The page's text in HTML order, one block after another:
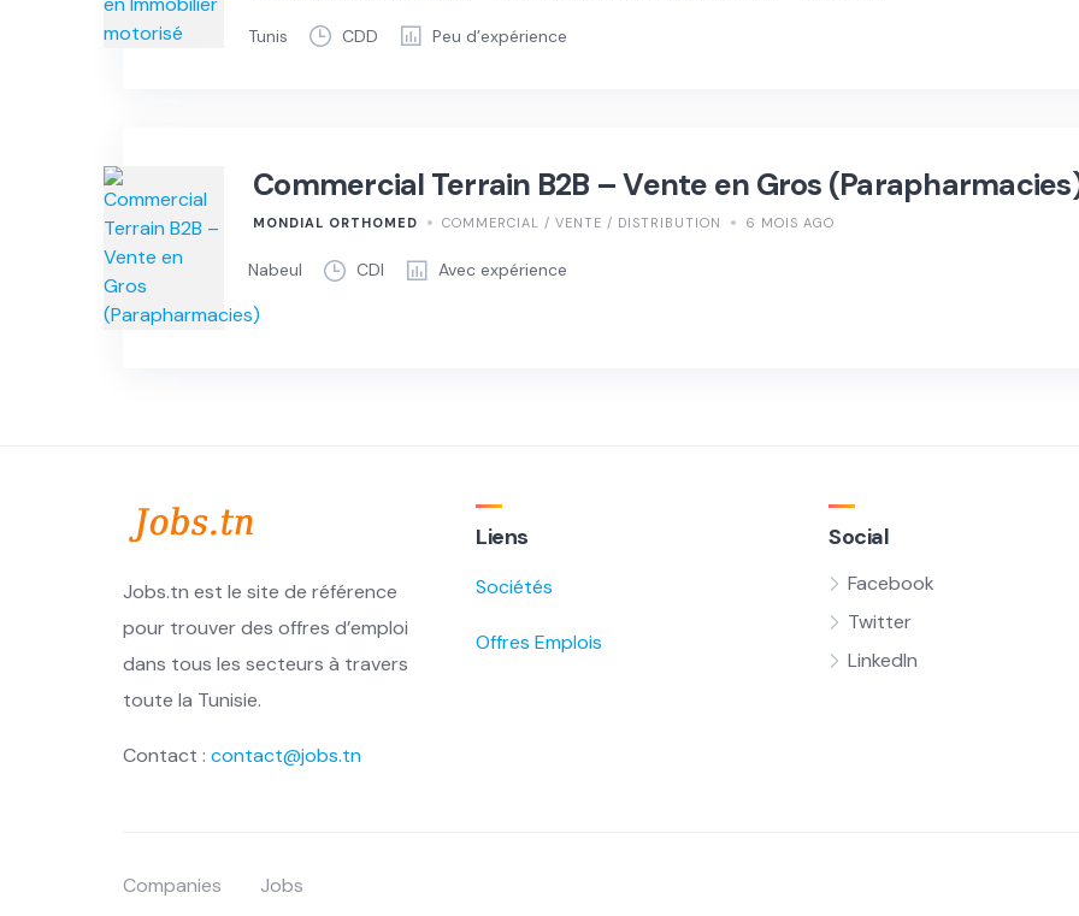
Tunis CDD Peu d’expérience
Commercial Terrain B2B – Vente en Gros
MONDIAL ORTHOMED COMMERCIAL / VENTE / DISTRIBUTION 6 MOIS AGO
Nabeul CDI Avec expérience
Jobs.tn est le site de référence
pour trouver des offres d’emploi
dans tous les secteurs à travers
toute la Tunisie.
Contact : contact@jobs.tn
Liens
Sociétés
Offres Emplois
Social
Facebook
Twitter
LinkedIn
Companies Jobs